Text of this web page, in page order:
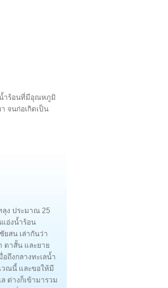
น้ำร้อนที่มีอุณหภูมิ
จนก่อเกิดเป็น
ลุง ประมาณ 25
อ่งน้ำร้อน
ยสน เล่ากันว่า
ตาสั้น และยาย
ถึงกลางทะเลน้ำ
วณนี้ และขอให้มี
ต่างก็เข้ามารวม